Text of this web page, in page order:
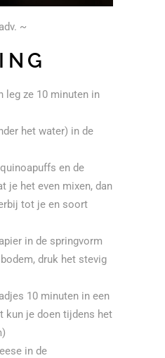
~
leg ze 10 minuten in
het water) in de
en de
je het even mixen, dan
tot je en soort
in de springvorm
druk het stevig
10 minuten in een
kun je doen tijdens het
in de